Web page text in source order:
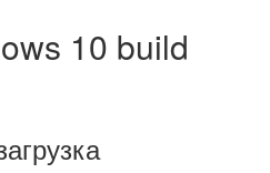
10 build